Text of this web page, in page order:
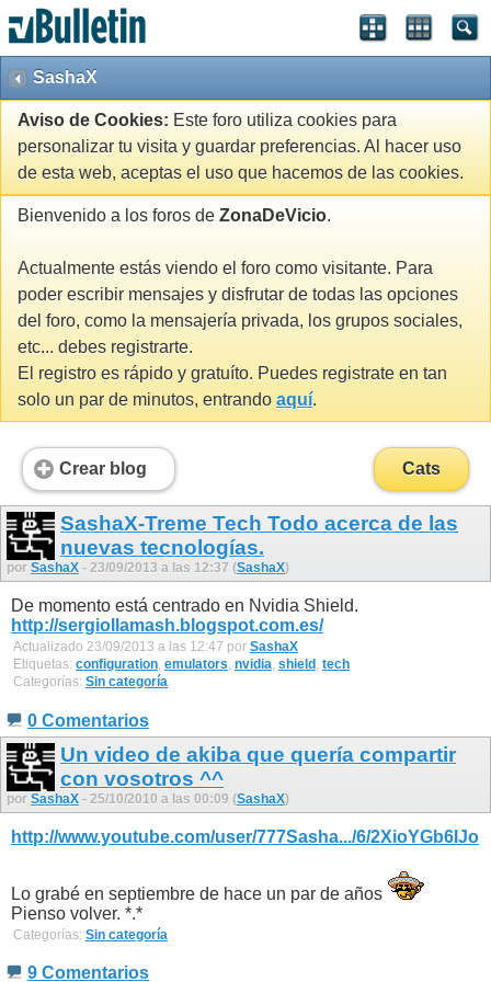
SashaX
Aviso de Cookies: Este foro utiliza cookies para
personalizar tu visita y guardar preferencias. Al hacer uso
de esta web, aceptas el uso que hacemos de las cookies.
Bienvenido a los foros de ZonaDeVicio.
Actualmente estás viendo el foro como visitante. Para
poder escribir mensajes y disfrutar de todas las opciones
del foro, como la mensajería privada, los grupos sociales,
etc... debes registrarte.
El registro es rápido y gratuíto. Puedes registrate en tan
solo un par de minutos, entrando aquí.
Crear blog Cats
SashaX-Treme Tech Todo acerca de las
nuevas tecnologías.
por SashaX - 23/09/2013 a las 12:37 (SashaX)
De momento está centrado en Nvidia Shield.
http://sergiollamash.blogspot.com.es/
Actualizado 23/09/2013 a las 12:47 por SashaX
Etiquetas: configuration, emulators, nvidia, shield , tech
Categorías: Sin categoría
0 Comentarios
Un video de akiba que quería compartir
con vosotros ^^
por SashaX - 25/10/2010 a las 00:09 (SashaX)
http://www.youtube.com/user/777Sasha.../6/2XioYGb6IJo
Lo grabé en septiembre de hace un par de años
Pienso volver. *.*
Categorías: Sin categoría
9 Comentarios